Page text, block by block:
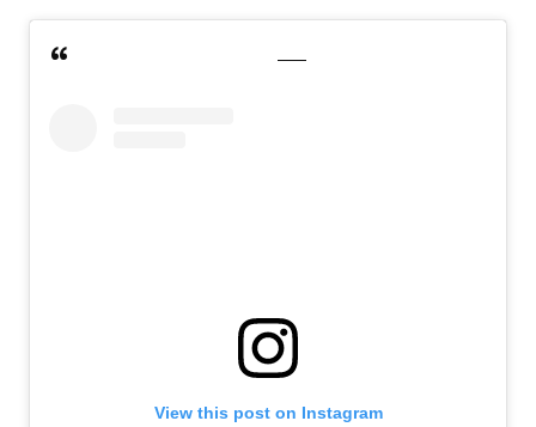
View this post on Instagram